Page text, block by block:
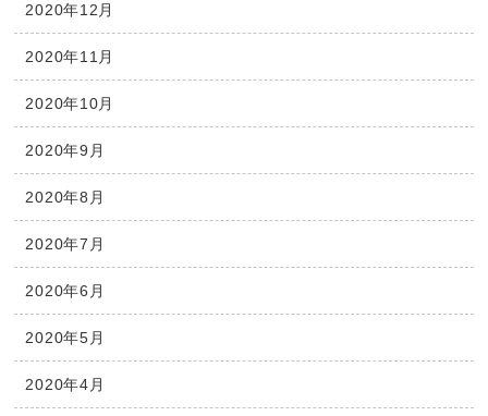
2020年12月
2020年11月
2020年10月
2020年9月
2020年8月
2020年7月
2020年6月
2020年5月
2020年4月